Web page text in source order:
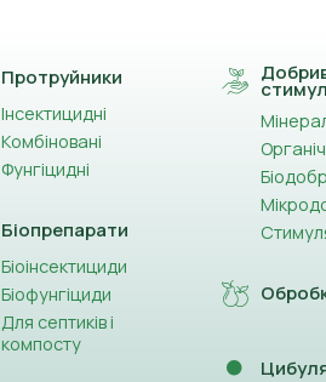
Протруйники
Інсектицидні
Комбіновані
Фунгіцидні
Біопрепарати
Біоінсектициди
Біофунгіциди
Для септиків і
компосту